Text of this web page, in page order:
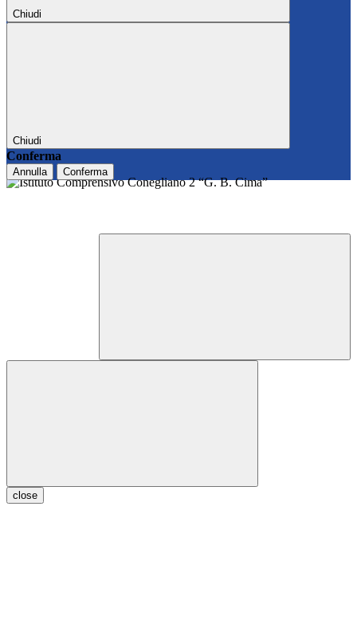
Chiudi
Chiudi
Conferma
Annulla Conferma
close